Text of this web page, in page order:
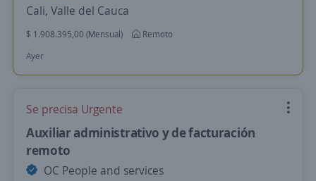
Cali, Valle del Cauca
$ 1.908.395,00 (Mensual)
Remoto
Ayer
Se precisa Urgente
Auxiliar administrativo y de facturación
remoto
OC People and services